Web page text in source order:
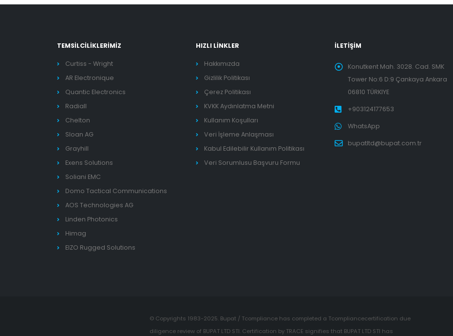
TEMSİLCİLİKLERİMİZ
Curtiss - Wright
AR Electronique
Quantic Electronics
Radiall
Chelton
Sloan AG
Grayhill
Exens Solutions
Soliani EMC
Domo Tactical Communications
AOS Technologies AG
Linden Photonics
Himag
EIZO Rugged Solutions
HIZLI LİNKLER
Hakkımızda
Gizlilik Politikası
Çerez Politikası
KVKK Aydınlatma Metni
Kullanım Koşulları
Veri İşleme Anlaşması
Kabul Edilebilir Kullanım Politikası
Veri Sorumlusu Başvuru Formu
İLETİŞİM
Konutkent Mah. 3028. Cad. SMK
Tower No:6 D:9 Çankaya Ankara
06810 TÜRKIYE
+903124177653
WhatsApp
bupatltd@bupat.com.tr
© Copyrights 1983-2025. Bupat / Tcompliance has completed a Tcompliancecertification due
diligence review of BUPAT LTD STI. Certification by TRACE signifies that BUPAT LTD STI has